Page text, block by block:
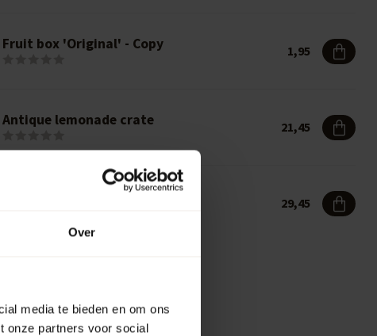
Over
media te bieden en om ons
onze partners voor social
Fruit box 'Original' - Copy 1,95
Antique lemonade crate 21,45
Crate 'Tonetta' with bottles 29,45